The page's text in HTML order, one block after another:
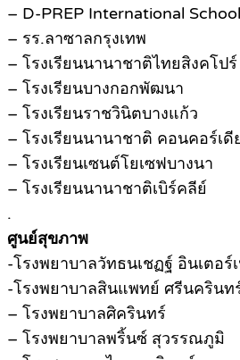
– D-PREP International School
– รร.ลาซาลกรุงเทพ
– โรงเรียนนานาชาติไทยสิงคโปร์
– โรงเรียนบางกอกพัฒนา
– โรงเรียนราชวินิตบางแก้ว
– โรงเรียนนานาชาติ คอนคอร์เดี
– โรงเรียนเซนต์โยเซฟบางนา
– โรงเรียนนานาชาติเบิร์คลีย์
.
ศูนย์สุขภาพ
-โรงพยาบาลวัทธนเชฏฐ์ อินเตอ
-โรงพยาบาลสินแพทย์ ศรีนครินท
– โรงพยาบาลศิครินทร์
– โรงพยาบาลพริ้นซ์ สุวรรณภูมิ